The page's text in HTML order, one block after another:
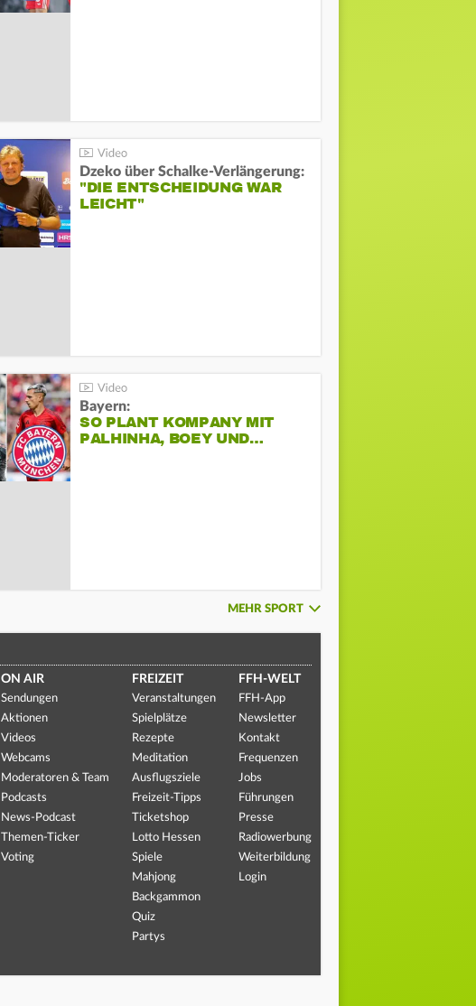
Dzeko über Schalke-Verlängerung:
"DIE ENTSCHEIDUNG WAR
LEICHT"
Bayern:
SO PLANT KOMPANY MIT
PALHINHA, BOEY UND…
MEHR SPORT
ON AIR
Sendungen
Aktionen
Videos
Webcams
Moderatoren & Team
Podcasts
News-Podcast
Themen-Ticker
Voting
FREIZEIT
Veranstaltungen
Spielplätze
Rezepte
Meditation
Ausflugsziele
Freizeit-Tipps
Ticketshop
Lotto Hessen
Spiele
Mahjong
Backgammon
Quiz
Partys
FFH-WELT
FFH-App
Newsletter
Kontakt
Frequenzen
Jobs
Führungen
Presse
Radiowerbung
Weiterbildung
Login